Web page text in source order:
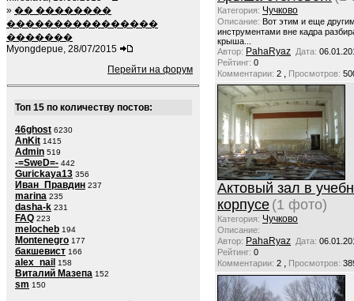
» �� ��������
����������������
�������
Myongdepue, 28/07/2015
Перейти на форум
Топ 15 по количеству постов:
46ghost 6230
AnKit 1415
Admin 519
-=SweD=- 442
Gurickaya13 356
Иван_Правдин 237
marina 235
dasha-k 231
FAQ 223
melocheb 194
Montenegro 177
бакшевист 166
alex_nail 158
Виталий Мазепа 152
sm 150
Категория: Чучково
Описание: Вот этим и еще
инструментами вне кадра
крыша...
Автор: PahaRyaz Дата:
Рейтинг: 0
Комментарии: 2 , Просмотров:
Актовый зал в
корпусе (1 фото)
Категория: Чучково
Описание:
Автор: PahaRyaz Дата:
Рейтинг: 0
Комментарии: 2 , Просмотров: